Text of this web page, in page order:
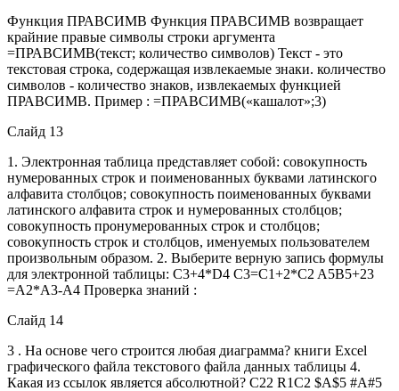
Функция ПРАВСИМВ Функция ПРАВСИМВ возвращает
крайние правые символы строки аргумента
=ПРАВСИМВ(текст; количество символов) Текст - это
текстовая строка, содержащая извлекаемые знаки. количество
символов - количество знаков, извлекаемых функцией
ПРАВСИМВ. Пример : =ПРАВСИМВ(«кашалот»;3)
Слайд 13
1. Электронная таблица представляет собой: совокупность
нумерованных строк и поименованных буквами латинского
алфавита столбцов; совокупность поименованных буквами
латинского алфавита строк и нумерованных столбцов;
совокупность пронумерованных строк и столбцов;
совокупность строк и столбцов, именуемых пользователем
произвольным образом. 2. Выберите верную запись формулы
для электронной таблицы: C3+4*D4 C3=C1+2*C2 A5B5+23
=A2*A3-A4 Проверка знаний :
Слайд 14
3 . На основе чего строится любая диаграмма? книги Excel
графического файла текстового файла данных таблицы 4.
Какая из ссылок является абсолютной? С22 R1C2 $A$5 #A#5